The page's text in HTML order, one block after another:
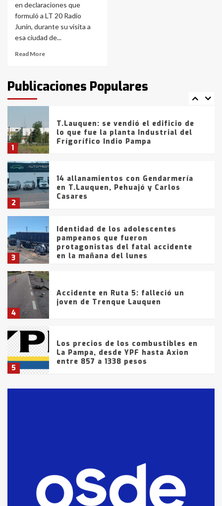
en declaraciones que
formuló a LT 20 Radio
Junín, durante su visita a
esa ciudad de...
Read More
Publicaciones Populares
6
La Bolsa de Cereales de Bahía
Blanca anticipa que Agosto vendrá
con lluvias y heladas, en gran parte
de la provincia
fueron detenidos por
comercialización de drogas en la
tarde del sábado
1
T.Lauquen: se vendió el edificio de
lo que fue la planta Industrial del
Frígorífico Indio Pampa
2
14 allanamientos con Gendarmería
en T.Lauquen, Pehuajó y Carlos
Casares
3
Identidad de los adolescentes
pampeanos que fueron
protagonistas del fatal accidente
en la mañana del lunes
4
Accidente en Ruta 5: falleció un
joven de Trenque Lauquen
5
Los precios de los combustibles en
La Pampa, desde YPF hasta Axion
entre 857 a 1338 pesos
fueron detenidos por
comercialización de drogas en la
tarde del sábado